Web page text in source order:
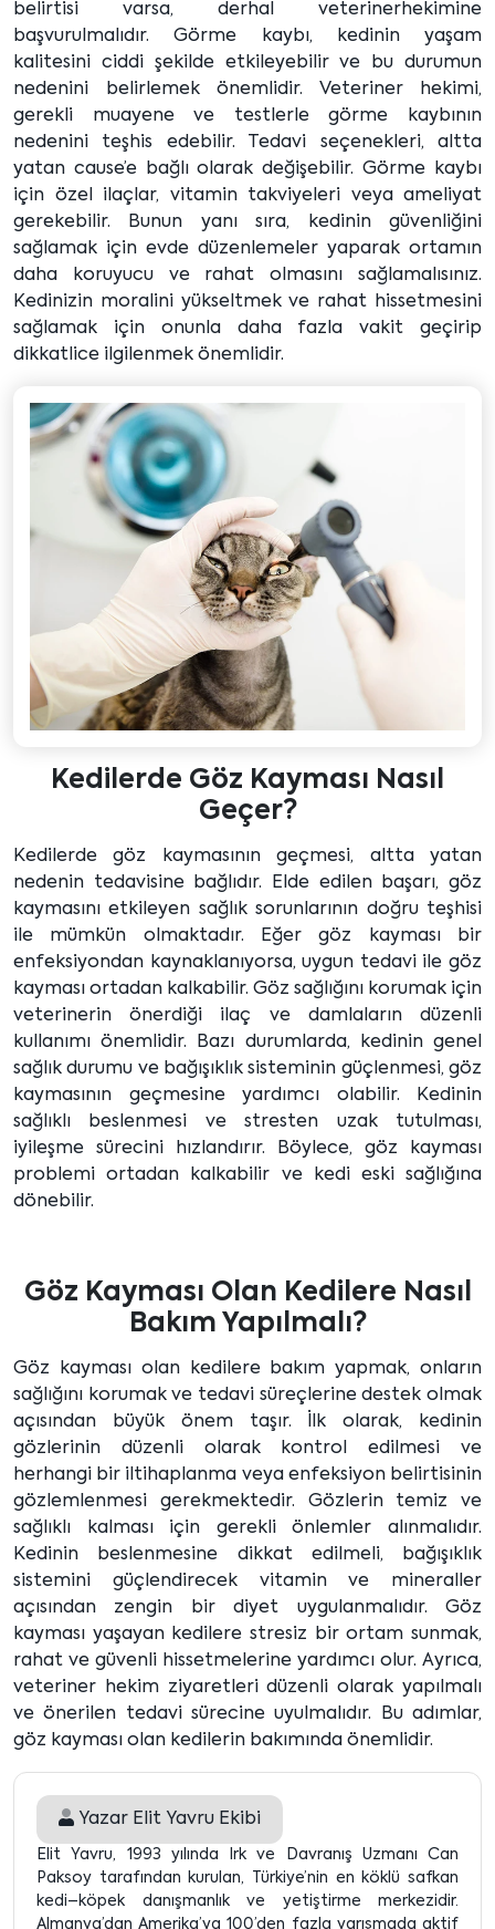
belirtisi varsa, derhal veterinerhekimine
başvurulmalıdır. Görme kaybı, kedinin yaşam
kalitesini ciddi şekilde etkileyebilir ve bu durumun
nedenini belirlemek önemlidir. Veteriner hekimi,
gerekli muayene ve testlerle görme kaybının
nedenini teşhis edebilir. Tedavi seçenekleri, altta
yatan cause’e bağlı olarak değişebilir. Görme kaybı
için özel ilaçlar, vitamin takviyeleri veya ameliyat
gerekebilir. Bunun yanı sıra, kedinin güvenliğini
sağlamak için evde düzenlemeler yaparak ortamın
daha koruyucu ve rahat olmasını sağlamalısınız.
Kedinizin moralini yükseltmek ve rahat hissetmesini
sağlamak için onunla daha fazla vakit geçirip
dikkatlice ilgilenmek önemlidir.
Kedilerde Göz Kayması Nasıl
Geçer?
Kedilerde göz kaymasının geçmesi, altta yatan
nedenin tedavisine bağlıdır. Elde edilen başarı, göz
kaymasını etkileyen sağlık sorunlarının doğru teşhisi
ile mümkün olmaktadır. Eğer göz kayması bir
enfeksiyondan kaynaklanıyorsa, uygun tedavi ile göz
kayması ortadan kalkabilir. Göz sağlığını korumak için
veterinerin önerdiği ilaç ve damlaların düzenli
kullanımı önemlidir. Bazı durumlarda, kedinin genel
sağlık durumu ve bağışıklık sisteminin güçlenmesi, göz
kaymasının geçmesine yardımcı olabilir. Kedinin
sağlıklı beslenmesi ve stresten uzak tutulması,
iyileşme sürecini hızlandırır. Böylece, göz kayması
problemi ortadan kalkabilir ve kedi eski sağlığına
dönebilir.
Göz Kayması Olan Kedilere Nasıl
Bakım Yapılmalı?
Göz kayması olan kedilere bakım yapmak, onların
sağlığını korumak ve tedavi süreçlerine destek olmak
açısından büyük önem taşır. İlk olarak, kedinin
gözlerinin düzenli olarak kontrol edilmesi ve
herhangi bir iltihaplanma veya enfeksiyon belirtisinin
gözlemlenmesi gerekmektedir. Gözlerin temiz ve
sağlıklı kalması için gerekli önlemler alınmalıdır.
Kedinin beslenmesine dikkat edilmeli, bağışıklık
sistemini güçlendirecek vitamin ve mineraller
açısından zengin bir diyet uygulanmalıdır. Göz
kayması yaşayan kedilere stresiz bir ortam sunmak,
rahat ve güvenli hissetmelerine yardımcı olur. Ayrıca,
veteriner hekim ziyaretleri düzenli olarak yapılmalı
ve önerilen tedavi sürecine uyulmalıdır. Bu adımlar,
göz kayması olan kedilerin bakımında önemlidir.
Yazar Elit Yavru Ekibi
Elit Yavru, 1993 yılında Irk ve Davranış Uzmanı Can
Paksoy tarafından kurulan, Türkiye’nin en köklü safkan
kedi–köpek danışmanlık ve yetiştirme merkezidir.
Almanya’dan Amerika’ya 100’den fazla yarışmada aktif